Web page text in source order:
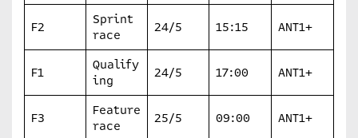
F2
Sprint
race
24/5 15:15 ANT1+
F1
Qualify
ing
24/5 17:00 ANT1+
F3
Feature
race
25/5 09:00 ANT1+